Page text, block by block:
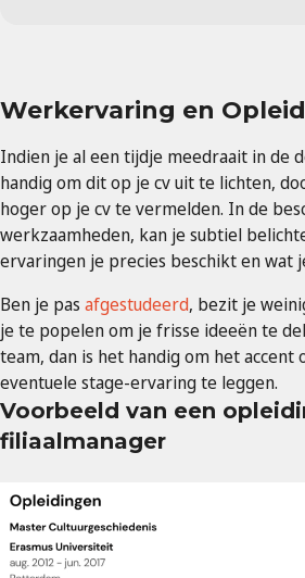
Werkervaring en
Indien je al een tijdje meedraait in de
handig om dit op je cv uit te lichten,
hoger op je cv te vermelden. In de
werkzaamheden, kan je subtiel
ervaringen je precies beschikt en wat
Ben je pas afgestudeerd, bezit je
je te popelen om je frisse ideeën te
team, dan is het handig om het accent
eventuele stage-ervaring te leggen.
Voorbeeld van een
filiaalmanager